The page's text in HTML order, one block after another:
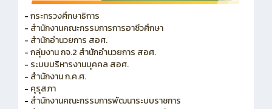
-กระทรวงศึกษาธิการ
- สำนักงานคณะกรรมการการอาชีวศึกษา
- สำนักอำนวยการ สอศ.
-กลุ่มงาน กจ.2 สำนักอำนวยการ สอศ.
- ระบบบริหารงานบุคคล สอศ.
- สำนักงาน ก.ค.ศ.
- คุรุสภา
- สำนักงานคณะกรรมการพัฒนาระบบราชการ